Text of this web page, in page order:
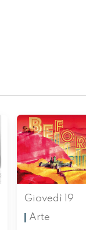
Giovedì 19
Arte